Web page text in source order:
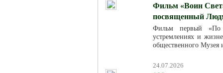
Фильм «Воин
посвященный
Фильм первый «По
устремлениях и
общественного
24.07.2026